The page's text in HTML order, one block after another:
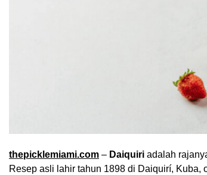
thepicklemiami.com – Daiquiri adalah
Resep asli lahir tahun 1898 di Daiquirí,